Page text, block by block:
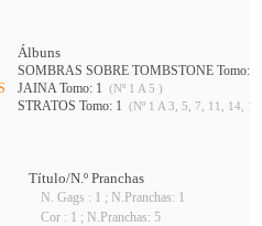
Álbuns
SOMBRAS SOBRE TOMBSTONE Tomo:
JAINA Tomo: 1 (Nº 1 A 5 )
STRATOS Tomo: 1 (Nº 1 A 3, 5, 7, 11, 14,
Título/N.º Pranchas
N. Gags : 1 ; N.Pranchas: 1
Cor : 1 ; N.Pranchas: 5